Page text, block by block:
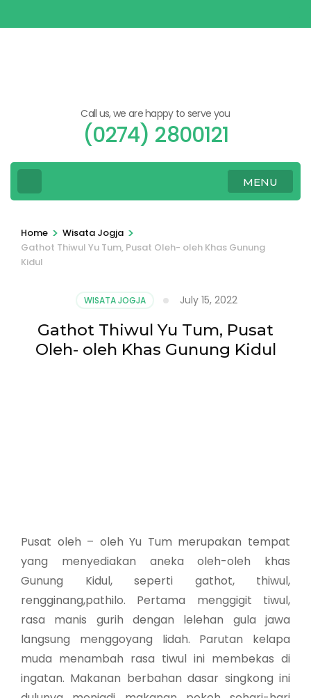
to
Call us, we are happy to serve you
(0274) 2800121
MENU
Home > Wisata Jogja >
Gathot Thiwul Yu Tum, Pusat Oleh- oleh Khas Gunung
Kidul
WISATA JOGJA July 15, 2022
Gathot Thiwul Yu Tum, Pusat
Oleh- oleh Khas Gunung Kidul
Pusat oleh – oleh Yu Tum merupakan tempat
yang menyediakan aneka oleh-oleh khas
Gunung Kidul, seperti gathot, thiwul,
rengginang,pathilo. Pertama menggigit tiwul,
rasa manis gurih dengan lelehan gula jawa
langsung menggoyang lidah. Parutan kelapa
muda menambah rasa tiwul ini membekas di
ingatan. Makanan berbahan dasar singkong ini